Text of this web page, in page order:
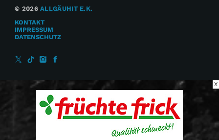
© 2026ALLGÄUHIT E.K.
KONTAKT
IMPRESSUM
DATENSCHUTZ
X